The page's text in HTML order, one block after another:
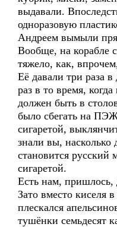
выдавали.
одноразовую
Андреем вымыли
Вообще, на корабле
тяжело, как,
Её давали три раза
раз в то время,
должен быть в
было сбегать на
сигаретой,
знали вы,
становится русский
сигаретой.
Есть нам, пришлось,
Зато вместо киселя
плескался
тушёнки семьдесят